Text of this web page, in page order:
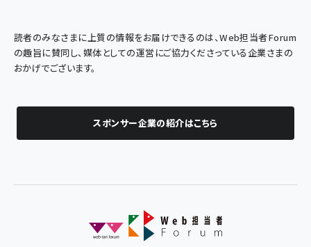
読者のみなさまに上質の情報をお届けできるのは、Web担当者Forum
の趣旨に賛同し、媒体としての運営にご協力くださっている企業さまの
おかげでございます。
スポンサー企業の紹介はこちら